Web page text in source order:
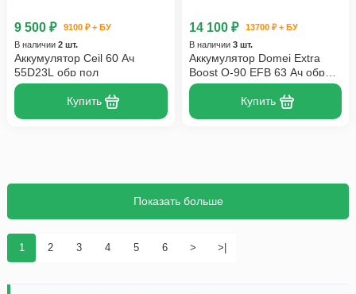
9 500 ₽
9100 ₽ + БУ
В наличии 2 шт.
Аккумулятор Ceil 60 Ач
55D23L обр пол
Купить
14 100 ₽
13700 ₽ + БУ
В наличии 3 шт.
Аккумулятор Domei Extra
Boost Q-90 EFB 63 Ач обр
пол
Купить
1 2 3 4 5 6 > >|
Показать больше